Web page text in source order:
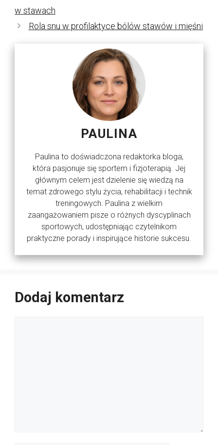
w stawach
Rola snu w profilaktyce bólów stawów i mięśni
PAULINA
Paulina to doświadczona redaktorka bloga,
która pasjonuje się sportem i fizjoterapią. Jej
głównym celem jest dzielenie się wiedzą na
temat zdrowego stylu życia, rehabilitacji i technik
treningowych. Paulina z wielkim
zaangażowaniem pisze o różnych dyscyplinach
sportowych, udostępniając czytelnikom
praktyczne porady i inspirujące historie sukcesu.
Dodaj komentarz